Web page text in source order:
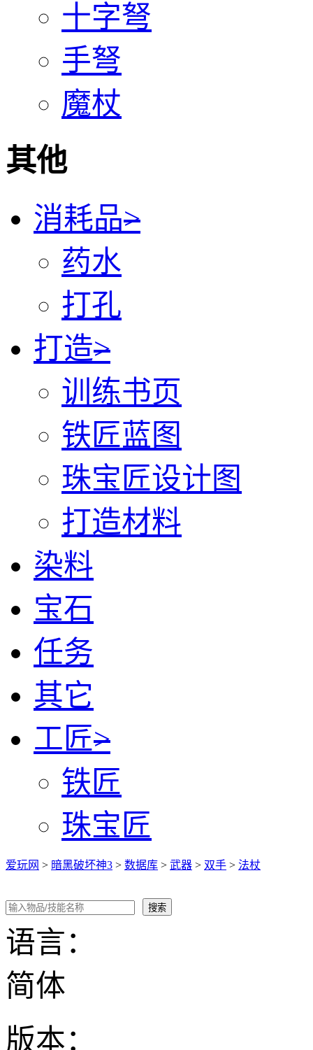
十字弩
手弩
魔杖
其他
消耗品>
药水
打孔
打造>
训练书页
铁匠蓝图
珠宝匠设计图
打造材料
染料
宝石
任务
其它
工匠>
铁匠
珠宝匠
爱玩网 > 暗黑破坏神3 > 数据库 > 武器 > 双手 > 法杖
语言：
简体
版本：